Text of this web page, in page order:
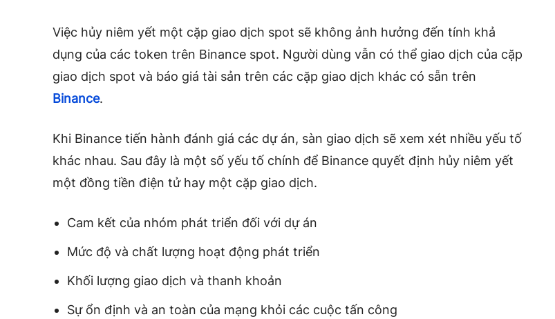
Việc hủy niêm yết một cặp giao dịch spot sẽ không ảnh hưởng đến tính khả
dụng của các token trên Binance spot. Người dùng vẫn có thể giao dịch của cặp
giao dịch spot và báo giá tài sản trên các cặp giao dịch khác có sẵn trên
Binance.
Khi Binance tiến hành đánh giá các dự án, sàn giao dịch sẽ xem xét nhiều yếu tố
khác nhau. Sau đây là một số yếu tố chính để Binance quyết định hủy niêm yết
một đồng tiền điện tử hay một cặp giao dịch.
Cam kết của nhóm phát triển đối với dự án
Mức độ và chất lượng hoạt động phát triển
Khối lượng giao dịch và thanh khoản
Sự ổn định và an toàn của mạng khỏi các cuộc tấn công